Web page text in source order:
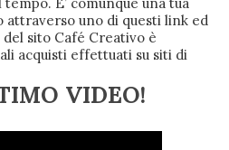
attraverso uno di questi link ed
sito Café Creativo è
acquisti effettuati su siti di
VIDEO!